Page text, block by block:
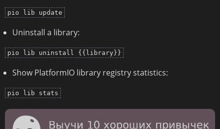
pio lib update
Uninstall a library:
pio lib uninstall {{library}}
Show PlatformIO library registry statistics:
pio lib stats